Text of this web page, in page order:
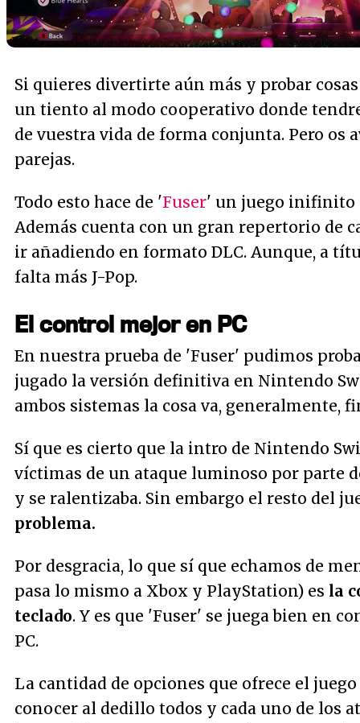
Si quieres divertirte aún más y probar
un tiento al modo cooperativo donde
de vuestra vida de forma conjunta. Pero os
parejas.
Todo esto hace de 'Fuser' un juego inifinito
Además cuenta con un gran repertorio de
ir añadiendo en formato DLC. Aunque, a
falta más J-Pop.
El control mejor en PC
En nuestra prueba de 'Fuser' pudimos
jugado la versión definitiva en Nintendo
ambos sistemas la cosa va, generalmente,
Sí que es cierto que la intro de Nintendo
víctimas de un ataque luminoso por parte
y se ralentizaba. Sin embargo el resto del
problema.
Por desgracia, lo que sí que echamos de
pasa lo mismo a Xbox y PlayStation) es la
teclado. Y es que 'Fuser' se juega bien en
PC.
La cantidad de opciones que ofrece el
conocer al dedillo todos y cada uno de los